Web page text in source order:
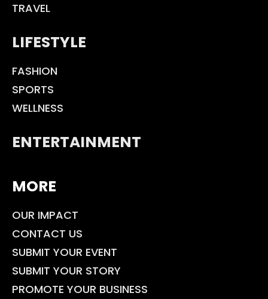
TRAVEL
LIFESTYLE
FASHION
SPORTS
WELLNESS
ENTERTAINMENT
MORE
OUR IMPACT
CONTACT US
SUBMIT YOUR EVENT
SUBMIT YOUR STORY
PROMOTE YOUR BUSINESS